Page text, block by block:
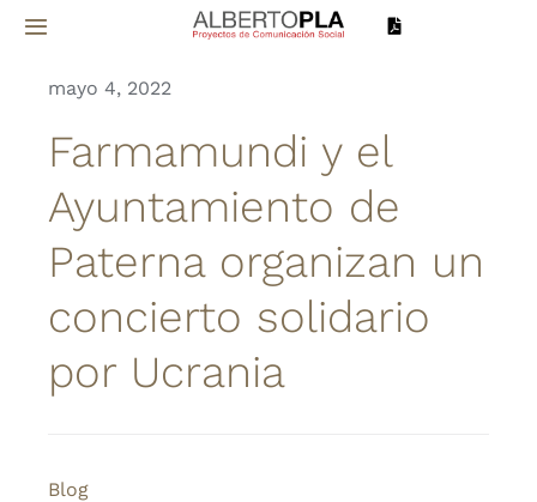
Saltar
contenido
Toggle
Sobre mí
Proyectos
Servicios
Noticias
mayo 4, 2022
Farmamundi y el
Ayuntamiento de
Paterna organizan un
concierto solidario
por Ucrania
Blog